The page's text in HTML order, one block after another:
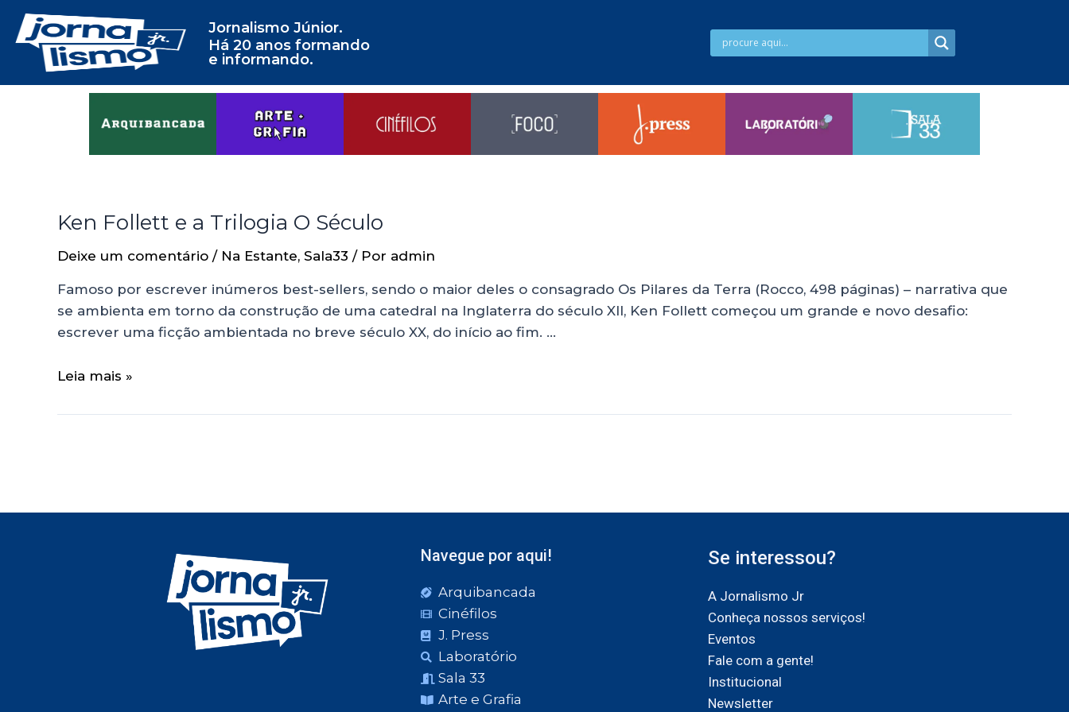
Jornalismo Júnior.
Há 20 anos formando
e informando.
Ken Follett e a Trilogia O Século
Deixe um comentário / Na Estante, Sala33 / Por admin
Famoso por escrever inúmeros best-sellers, sendo o maior deles o consagrado Os Pilares da Terra (Rocco, 498 páginas) – narrativa que
se ambienta em torno da construção de uma catedral na Inglaterra do século XII, Ken Follett começou um grande e novo desafio:
escrever uma ficção ambientada no breve século XX, do início ao fim. …
Leia mais »
Navegue por aqui!
Arquibancada
Cinéfilos
J. Press
Laboratório
Sala 33
Arte e Grafia
Se interessou?
A Jornalismo Jr
Conheça nossos serviços!
Eventos
Fale com a gente!
Institucional
Newsletter